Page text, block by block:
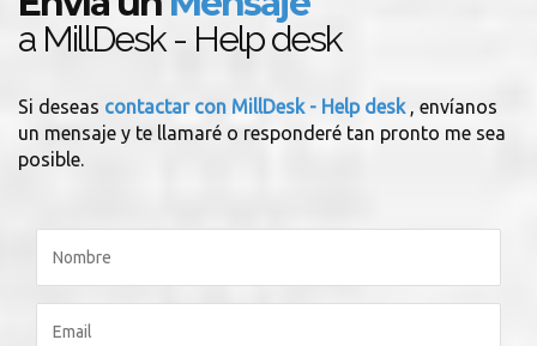
a MillDesk - Help desk
Si deseas contactar con MillDesk - Help desk , envíanos
un mensaje y te llamaré o responderé tan pronto me sea
posible.